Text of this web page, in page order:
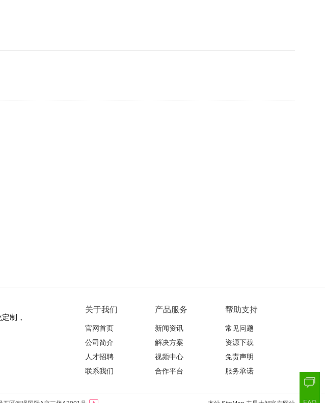
制，
关于我们
官网首页
公司简介
人才招聘
联系我们
产品服务
新闻资讯
解决方案
视频中心
合作平台
帮助支持
常见问题
资源下载
免责声明
服务承诺